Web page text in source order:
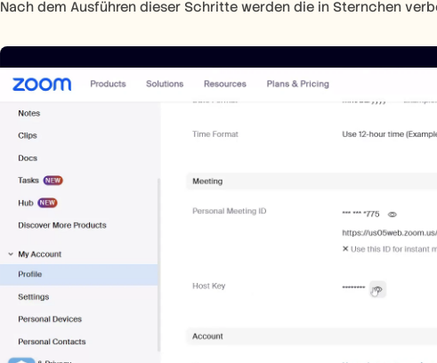
Nach dem Ausführen dieser Schritte werden die in Sternchen